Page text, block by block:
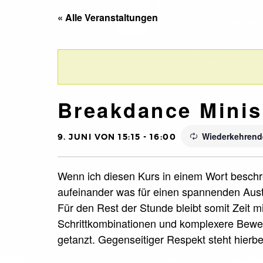
« Alle Veranstaltungen
Breakdance
9. JUNI VON 15:15 - 16:00
Wenn ich diesen Kurs in einem Wort
aufeinander was für einen spannenden
Für den Rest der Stunde bleibt somit Zeit
Schrittkombinationen und komplexere
getanzt. Gegenseitiger Respekt steht